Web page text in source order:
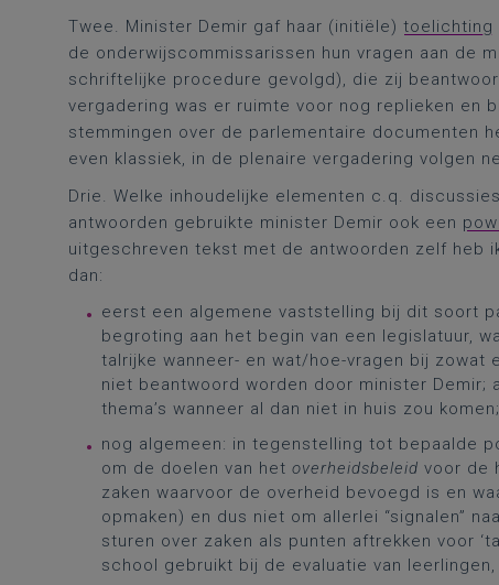
Twee. Minister Demir gaf haar (initiële) toelichting
de onderwijscommissarissen hun vragen aan de
schriftelijke procedure gevolgd), die zij
vergadering was er ruimte voor nog replieken en
stemmingen over de parlementaire documenten
even klassiek, in de plenaire vergadering volgen
Drie. Welke inhoudelijke elementen c.q.
antwoorden gebruikte minister Demir ook een
uitgeschreven tekst met de antwoorden zelf heb
dan:
eerst een algemene vaststelling bij dit soort
begroting aan het begin van een legislatuur,
talrijke wanneer- en wat/hoe-vragen bij zowat
niet beantwoord worden door minister Demir;
thema’s wanneer al dan niet in huis zou komen;
nog algemeen: in tegenstelling tot bepaalde
om de doelen van het overheidsbeleid voor de
zaken waarvoor de overheid bevoegd is en
opmaken) en dus niet om allerlei “signalen”
sturen over zaken als punten aftrekken voor
school gebruikt bij de evaluatie van leerlingen,